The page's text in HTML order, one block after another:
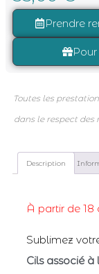
notations
Prendre
Toutes les
dans le respect des
Description
À partir de 18
Sublimez
Cils associé à